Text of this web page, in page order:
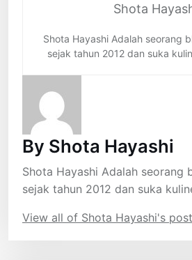
Shota
Shota Hayashi Adalah seorang
sejak tahun 2012 dan suka
By Shota Hayashi
Shota Hayashi Adalah seorang
sejak tahun 2012 dan suka
View all of Shota Hayashi's